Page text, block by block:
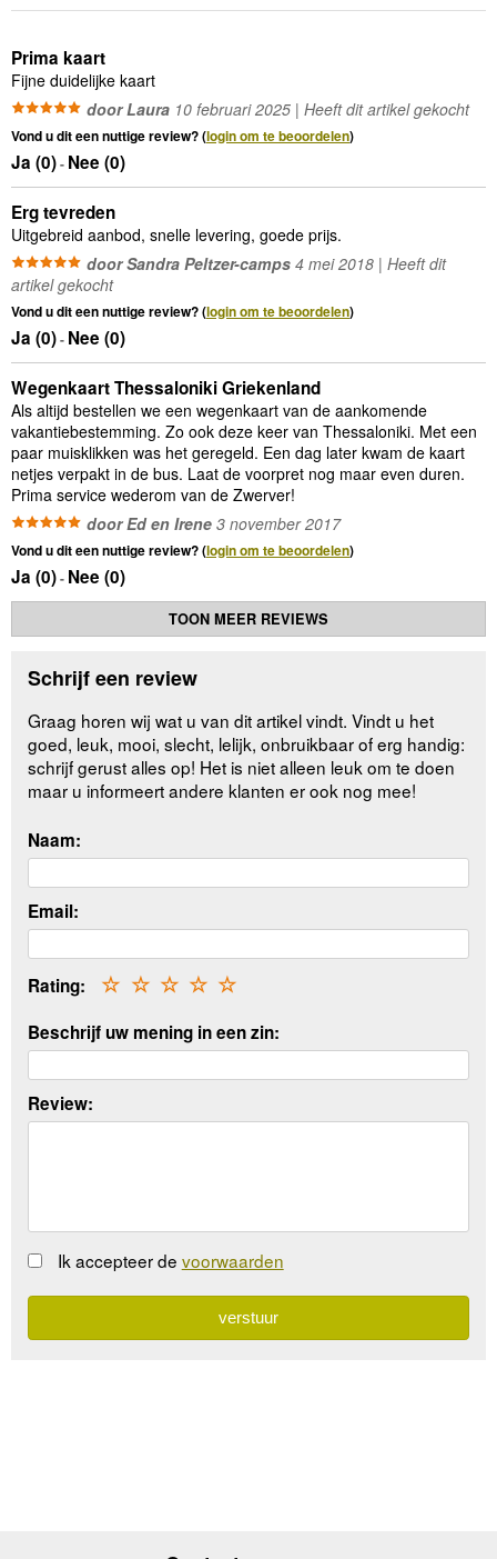
Prima kaart
Fijne duidelijke kaart
door Laura 10 februari 2025 | Heeft dit artikel gekocht
Vond u dit een nuttige review? (login om te beoordelen)
Ja (0)- Nee (0)
Erg tevreden
Uitgebreid aanbod, snelle levering, goede prijs.
door Sandra Peltzer-camps 4 mei 2018 | Heeft dit
artikel gekocht
Vond u dit een nuttige review? (login om te beoordelen)
Ja (0)- Nee (0)
Wegenkaart Thessaloniki Griekenland
Als altijd bestellen we een wegenkaart van de aankomende
vakantiebestemming. Zo ook deze keer van Thessaloniki. Met een
paar muisklikken was het geregeld. Een dag later kwam de kaart
netjes verpakt in de bus. Laat de voorpret nog maar even duren.
Prima service wederom van de Zwerver!
door Ed en Irene 3 november 2017
Vond u dit een nuttige review? (login om te beoordelen)
Ja (0)- Nee (0)
TOON MEER REVIEWS
Schrijf een review
Graag horen wij wat u van dit artikel vindt. Vindt u het
goed, leuk, mooi, slecht, lelijk, onbruikbaar of erg handig:
schrijf gerust alles op! Het is niet alleen leuk om te doen
maar u informeert andere klanten er ook nog mee!
Naam:
Email:
Rating: ☆
☆
☆
☆
☆
Beschrijf uw mening in een zin:
Review:
Ik accepteer de voorwaarden